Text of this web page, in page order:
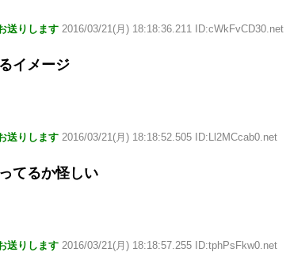
送りします 2016/03/21(月) 18:18:36.211 ID:cWkFvCD30.net
イメージ
送りします 2016/03/21(月) 18:18:52.505 ID:Ll2MCcab0.net
てるか怪しい
送りします 2016/03/21(月) 18:18:57.255 ID:tphPsFkw0.net